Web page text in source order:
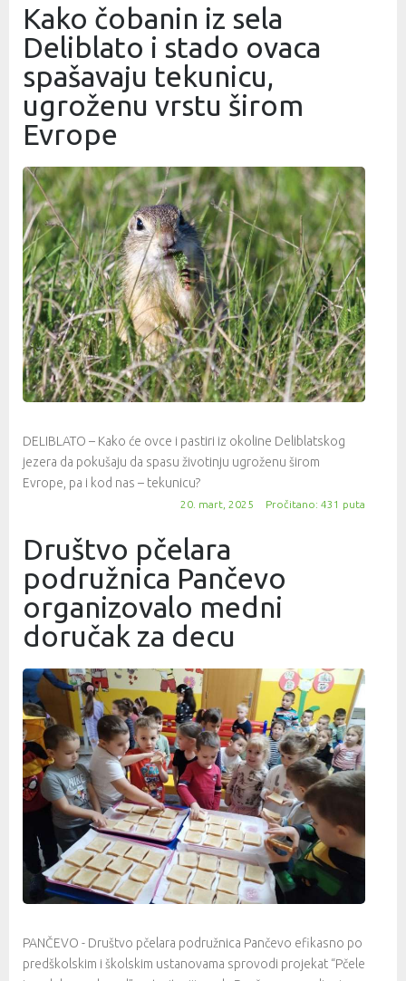
Kako čobanin iz sela
Deliblato i stado ovaca
spašavaju tekunicu,
ugroženu vrstu širom
Evrope
DELIBLATO – Kako će ovce i pastiri iz okoline Deliblatskog
jezera da pokušaju da spasu životinju ugroženu širom
Evrope, pa i kod nas – tekunicu?
20. mart, 2025 Pročitano: 431 puta
Društvo pčelara
podružnica Pančevo
organizovalo medni
doručak za decu
PANČEVO - Društvo pčelara podružnica Pančevo efikasno po
predškolskim i školskim ustanovama sprovodi projekat “Pčele